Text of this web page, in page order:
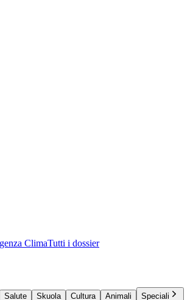
ClimaTutti i dossier
Salute Skuola Cultura Animali
Speciali